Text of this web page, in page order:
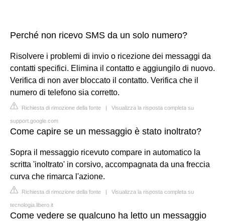
Perché non ricevo SMS da un solo numero?
Risolvere i problemi di invio o ricezione dei messaggi da
contatti specifici. Elimina il contatto e aggiungilo di nuovo.
Verifica di non aver bloccato il contatto. Verifica che il
numero di telefono sia corretto.
Richiesta di rimozione della fonte | Visualizza la risposta completa su
support.google.com
Come capire se un messaggio è stato inoltrato?
Sopra il messaggio ricevuto compare in automatico la
scritta 'inoltrato' in corsivo, accompagnata da una freccia
curva che rimarca l'azione.
Richiesta di rimozione della fonte | Visualizza la risposta completa su
tecnologia.libero.it
Come vedere se qualcuno ha letto un messaggio